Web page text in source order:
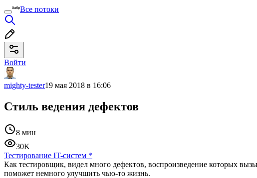
Все потоки
Войти
mighty-tester19 мая 2018 в 16:06
Стиль ведения дефектов
8 мин
30K
Тестирование IT-систем *
Как тестировщик, видел много дефектов, воспроизведение которых
поможет немного улучшить чью-то жизнь.